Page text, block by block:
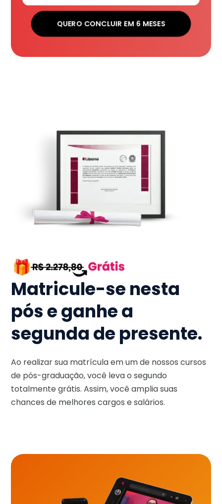
QUERO CONCLUIR EM 6 MESES
Matricule-se nesta
pós e ganhe a
segunda de presente.
Ao realizar sua matrícula em um de nossos cursos
de pós-graduação, você leva o segundo
totalmente grátis. Assim, você amplia suas
chances de melhores cargos e salários.